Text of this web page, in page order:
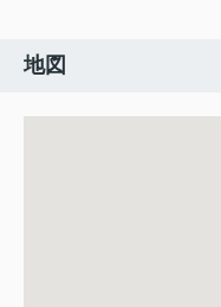
地図